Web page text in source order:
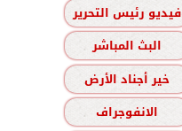
فيديو رئيس التحرير
البث المباشر
خير أجناد الأرض
الانفوجراف